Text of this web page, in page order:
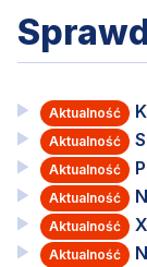
Aktualność
Aktualność
Aktualność
Aktualność
Aktualność
Aktualność